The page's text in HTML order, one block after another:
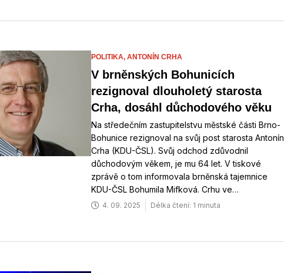
POLITIKA, ANTONÍN CRHA
V brněnských Bohunicích
rezignoval dlouholetý starosta
Crha, dosáhl důchodového věku
Na středečním zastupitelstvu městské části Brno-
Bohunice rezignoval na svůj post starosta Antonín
Crha (KDU-ČSL). Svůj odchod zdůvodnil
důchodovým věkem, je mu 64 let. V tiskové
zprávě o tom informovala brněnská tajemnice
KDU-ČSL Bohumila Mifková. Crhu ve…
4. 09. 2025 Délka čtení: 1 minuta